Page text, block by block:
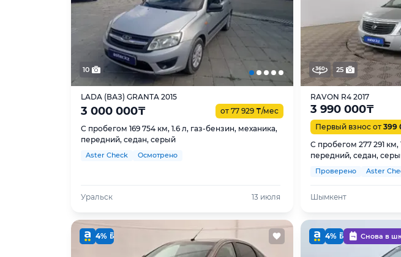
10
LADA (ВАЗ) GRANTA 2015
3 000 000₸ от 77 929 ₸/мес
С пробегом 169 754 км, 1.6 л, газ-бензин, механика,
передний, седан, серый
Aster Check Осмотрено
Уральск 13 июля
25
RAVON R4 2017
3 990 000₸
Первый взнос от 399
С пробегом 277 291 км,
передний, седан,
Проверено Aster
Шымкент
4% 4% Снова в